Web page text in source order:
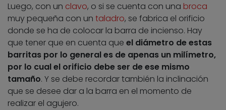
Luego, con un clavo, o si se cuenta con una broca
muy pequeña con un taladro, se fabrica el orificio
donde se ha de colocar la barra de incienso. Hay
que tener que en cuenta que el diámetro de estas
barritas por lo general es de apenas un milímetro,
por lo cual el orificio debe ser de ese mismo
tamaño. Y se debe recordar también la inclinación
que se desee dar a la barra en el momento de
realizar el agujero.